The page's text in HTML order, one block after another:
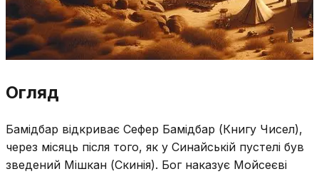
Огляд
Бамідбар відкриває Сефер Бамідбар (Книгу Чисел),
через місяць після того, як у Синайській пустелі був
зведений Мішкан (Скинія). Бог наказує Мойсеєві